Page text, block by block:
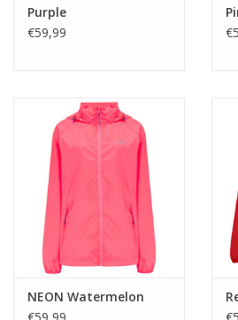
Purple
€59,99
NEON Watermelon